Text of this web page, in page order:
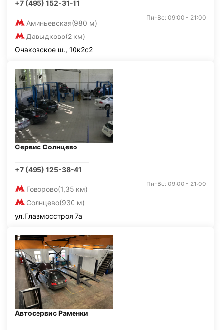
+7 (495) 152-31-11
Аминьевская(980 м)
Давыдково(2 км)
Пн-Вс: 09:00 - 21:00
Очаковское ш., 10к2с2
Сервис Солнцево
+7 (495) 125-38-41
Говорово(1,35 км)
Солнцево(930 м)
Пн-Вс: 09:00 - 21:00
ул.Главмосстроя 7а
Автосервис Раменки